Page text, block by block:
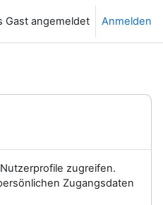
Gast angemeldet Anmelden
zugreifen.
Zugangsdaten